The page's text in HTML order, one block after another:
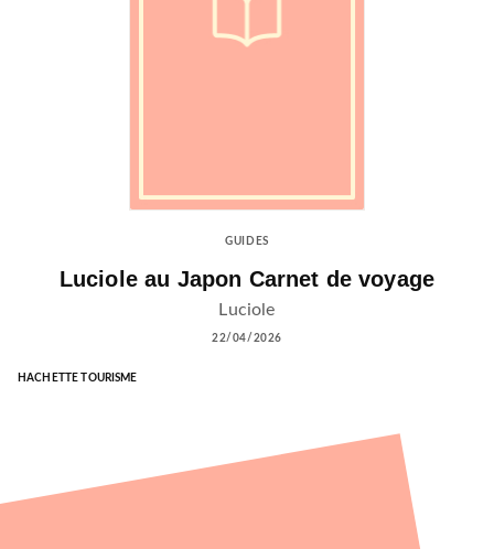
GUIDES
Luciole au Japon Carnet de voyage
Luciole
22/04/2026
HACHETTE TOURISME